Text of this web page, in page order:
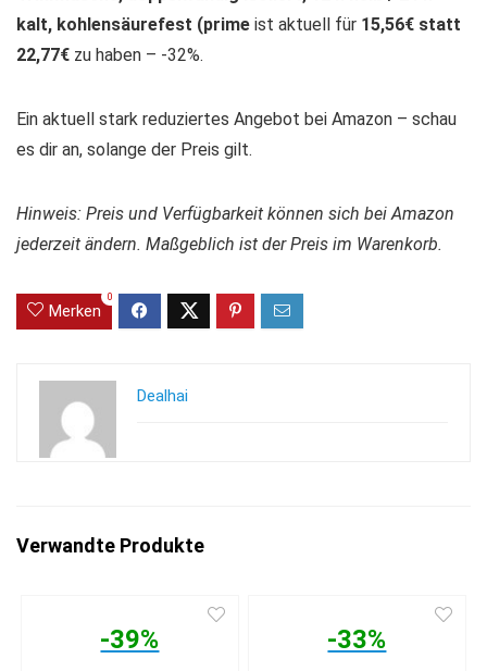
kalt, kohlensäurefest (prime ist aktuell für 15,56€ statt
22,77€ zu haben – -32%.
Ein aktuell stark reduziertes Angebot bei Amazon – schau
es dir an, solange der Preis gilt.
Hinweis: Preis und Verfügbarkeit können sich bei Amazon
jederzeit ändern. Maßgeblich ist der Preis im Warenkorb.
Merken
0
Dealhai
Verwandte Produkte
-39% -33%